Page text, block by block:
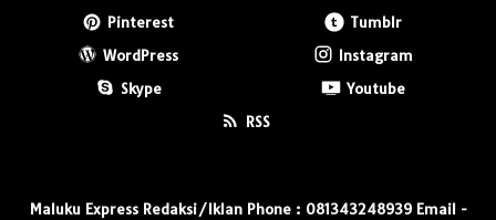
Pinterest
Tumblr
WordPress
Instagram
Skype
Youtube
RSS
Maluku Express Redaksi/Iklan Phone : 081343248939 Email -